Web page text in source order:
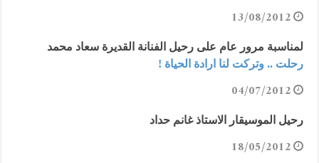
13/08/2012
لمناسبة مرور عام على رحيل الفنانة القديرة سعاد محمد
رحلت .. وتركت لنا ارادة الحياة !
04/07/2012
رحيل الموسيقار الاستاذ غانم حداد
18/05/2012